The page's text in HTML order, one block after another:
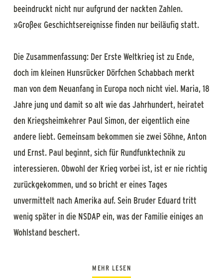
beeindruckt nicht nur aufgrund der nackten Zahlen.
»Große« Geschichtsereignisse finden nur beiläufig statt.
Die Zusammenfassung: Der Erste Weltkrieg ist zu Ende,
doch im kleinen Hunsrücker Dörfchen Schabbach merkt
man von dem Neuanfang in Europa noch nicht viel. Maria, 18
Jahre jung und damit so alt wie das Jahrhundert, heiratet
den Kriegsheimkehrer Paul Simon, der eigentlich eine
andere liebt. Gemeinsam bekommen sie zwei Söhne, Anton
und Ernst. Paul beginnt, sich für Rundfunktechnik zu
interessieren. Obwohl der Krieg vorbei ist, ist er nie richtig
zurückgekommen, und so bricht er eines Tages
unvermittelt nach Amerika auf. Sein Bruder Eduard tritt
wenig später in die NSDAP ein, was der Familie einiges an
Wohlstand beschert.
MEHR LESEN